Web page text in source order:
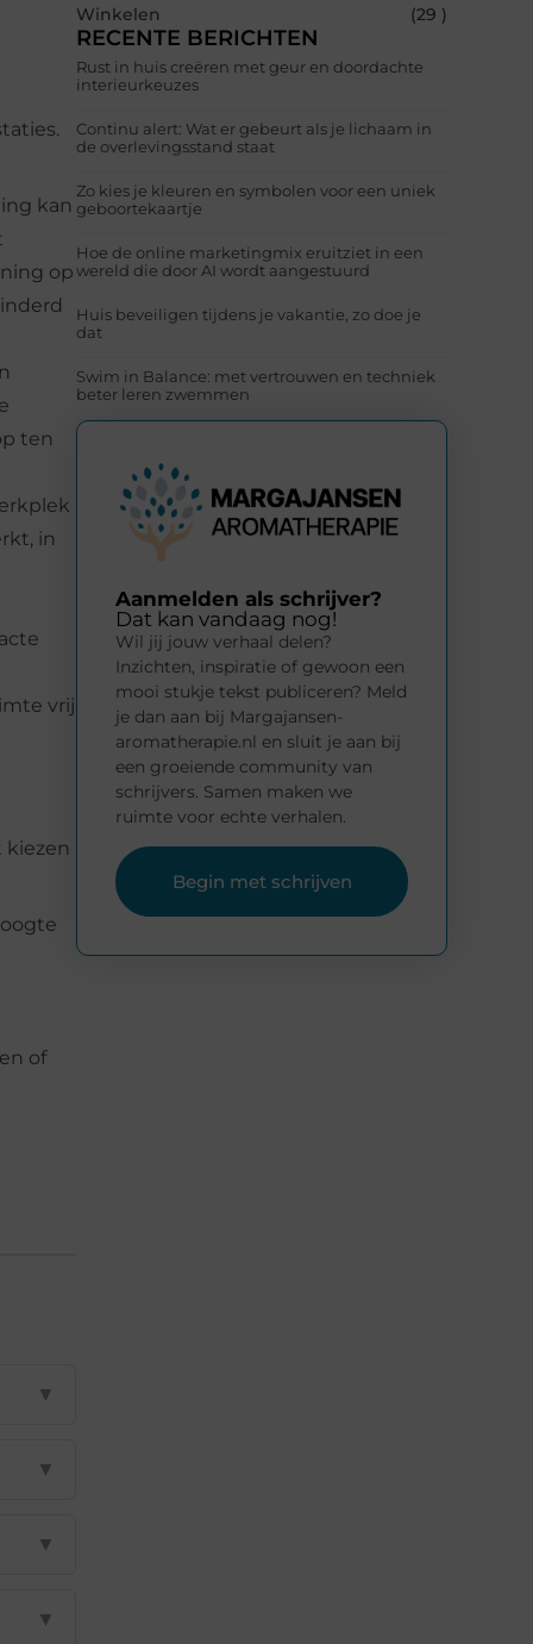
kan
op
ten
in
vrij
of
▼
▼
▼
▼
Winkelen
(29 )
RECENTE BERICHTEN
Rust in huis creëren met geur en doordachte
interieurkeuzes
Continu alert: Wat er gebeurt als je lichaam in
de overlevingsstand staat
Zo kies je kleuren en symbolen voor een uniek
geboortekaartje
Hoe de online marketingmix eruitziet in een
wereld die door AI wordt aangestuurd
Huis beveiligen tijdens je vakantie, zo doe je
dat
Swim in Balance: met vertrouwen en techniek
beter leren zwemmen
Aanmelden als schrijver?
Dat kan vandaag nog!
Wil jij jouw verhaal delen?
Inzichten, inspiratie of gewoon een
mooi stukje tekst publiceren? Meld
je dan aan bij Margajansen-
aromatherapie.nl en sluit je aan bij
een groeiende community van
schrijvers. Samen maken we
ruimte voor echte verhalen.
Begin met schrijven